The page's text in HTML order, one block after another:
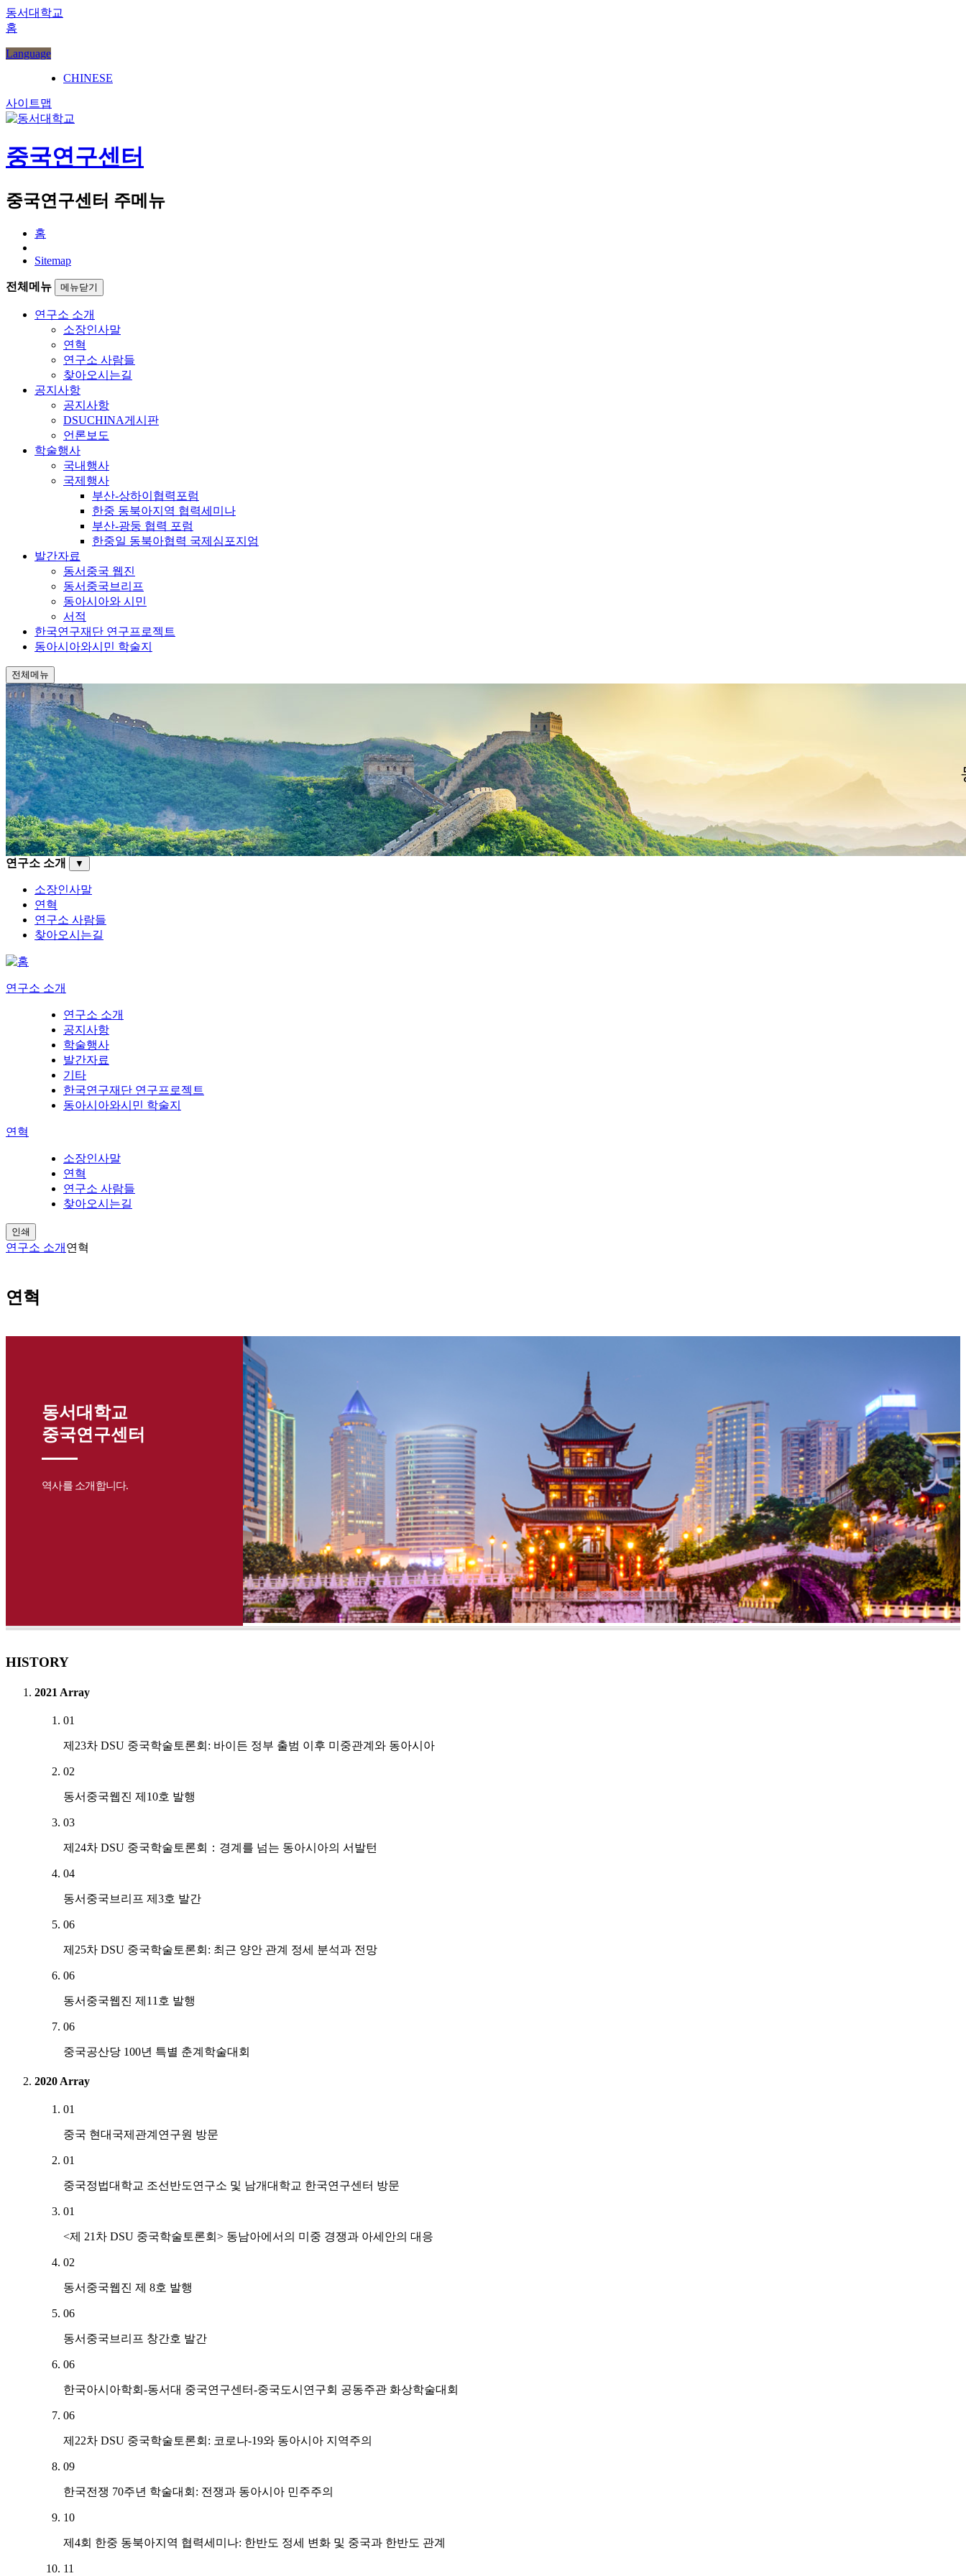
동서대학교
홈
Language
CHINESE
사이트맵
중국연구센터
중국연구센터 주메뉴
홈
Sitemap
전체메뉴 메뉴닫기
연구소 소개
소장인사말
연혁
연구소 사람들
찾아오시는길
공지사항
공지사항
DSUCHINA게시판
언론보도
학술행사
국내행사
국제행사
부산-상하이협력포럼
한중 동북아지역 협력세미나
부산-광둥 협력 포럼
한중일 동북아협력 국제심포지엄
발간자료
동서중국 웹진
동서중국브리프
동아시아와 시민
서적
한국연구재단 연구프로젝트
동아시아와시민 학술지
전체메뉴
연구소 소개 ▼
소장인사말
연혁
연구소 사람들
찾아오시는길
연구소 소개
연구소 소개
공지사항
학술행사
발간자료
기타
한국연구재단 연구프로젝트
동아시아와시민 학술지
연혁
소장인사말
연혁
연구소 사람들
찾아오시는길
인쇄
연구소 소개 연혁
연혁
동서대학교
중국연구센터
역사를 소개합니다.
HISTORY
2021 Array
01
제23차 DSU 중국학술토론회: 바이든 정부 출범 이후 미중관계와 동아시아
02
동서중국웹진 제10호 발행
03
제24차 DSU 중국학술토론회：경계를 넘는 동아시아의 서발턴
04
동서중국브리프 제3호 발간
06
제25차 DSU 중국학술토론회: 최근 양안 관계 정세 분석과 전망
06
동서중국웹진 제11호 발행
06
중국공산당 100년 특별 춘계학술대회
2020 Array
01
중국 현대국제관계연구원 방문
01
중국정법대학교 조선반도연구소 및 남개대학교 한국연구센터 방문
01
<제 21차 DSU 중국학술토론회> 동남아에서의 미중 경쟁과 아세안의 대응
02
동서중국웹진 제 8호 발행
06
동서중국브리프 창간호 발간
06
한국아시아학회-동서대 중국연구센터-중국도시연구회 공동주관 화상학술대회
06
제22차 DSU 중국학술토론회: 코로나-19와 동아시아 지역주의
09
한국전쟁 70주년 학술대회: 전쟁과 동아시아 민주주의
10
제4회 한중 동북아지역 협력세미나: 한반도 정세 변화 및 중국과 한반도 관계
11